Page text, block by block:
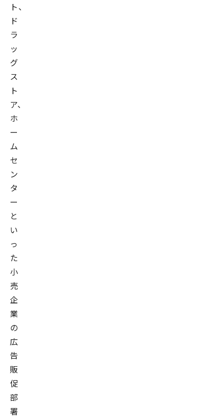
ト、
ド
ラ
ッ
グ
ス
ト
ア、
ホ
ー
ム
セ
ン
タ
ー
と
い
っ
た
小
売
企
業
の
広
告
販
促
部
署